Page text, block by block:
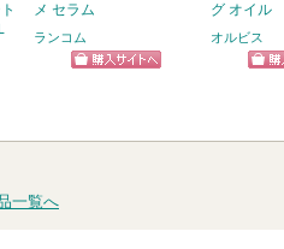
メ セラム
ランコム
グ オイル
オルビス
一覧へ